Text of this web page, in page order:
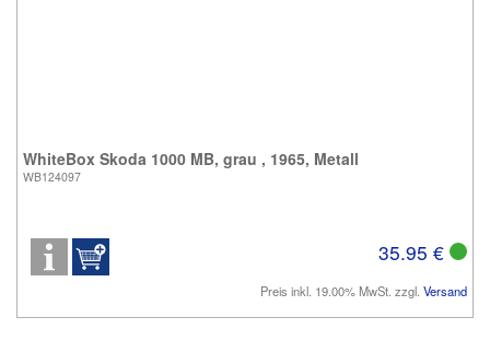
WhiteBox Skoda 1000 MB, grau , 1965, Metall
WB124097
35.95 €
Preis inkl. 19.00% MwSt. zzgl. Versand